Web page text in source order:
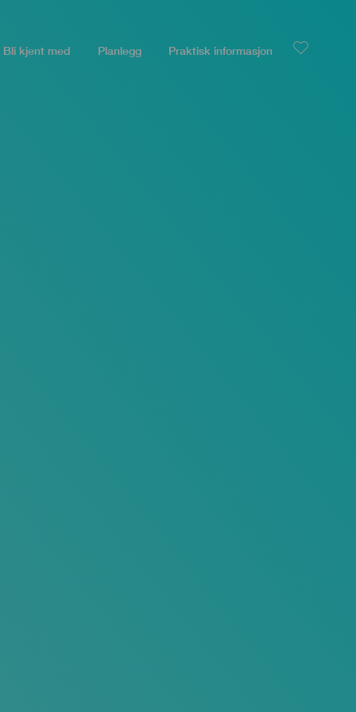
Bli kjent med Planlegg Praktisk informasjon